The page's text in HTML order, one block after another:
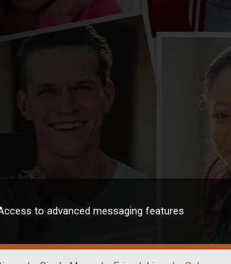
to advanced messaging features